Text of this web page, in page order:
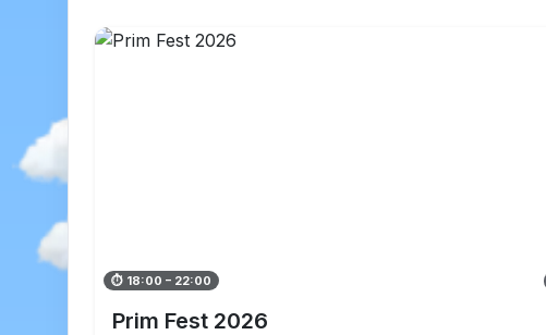
⏱ 18:00 – 22:00
Prim Fest 2026